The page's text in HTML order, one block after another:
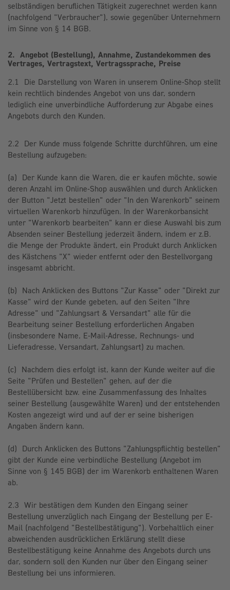
selbständigen beruflichen Tätigkeit zugerechnet werden kann
(nachfolgend "Verbraucher"), sowie gegenüber Unternehmern
im Sinne von § 14 BGB.
2. Angebot (Bestellung), Annahme, Zustandekommen des
Vertrages, Vertragstext, Vertragssprache, Preise
2.1 Die Darstellung von Waren in unserem Online-Shop stellt
kein rechtlich bindendes Angebot von uns dar, sondern
lediglich eine unverbindliche Aufforderung zur Abgabe eines
Angebots durch den Kunden.
2.2 Der Kunde muss folgende Schritte durchführen, um eine
Bestellung aufzugeben:
(a) Der Kunde kann die Waren, die er kaufen möchte, sowie
deren Anzahl im Online-Shop auswählen und durch Anklicken
der Button "Jetzt bestellen" oder "In den Warenkorb" seinem
virtuellen Warenkorb hinzufügen. In der Warenkorbansicht
unter "Warenkorb bearbeiten" kann er diese Auswahl bis zum
Absenden seiner Bestellung jederzeit ändern, indem er z.B.
die Menge der Produkte ändert, ein Produkt durch Anklicken
des Kästchens "X" wieder entfernt oder den Bestellvorgang
insgesamt abbricht.
(b) Nach Anklicken des Buttons "Zur Kasse" oder "Direkt zur
Kasse" wird der Kunde gebeten, auf den Seiten "Ihre
Adresse" und "Zahlungsart & Versandart" alle für die
Bearbeitung seiner Bestellung erforderlichen Angaben
(insbesondere Name, E-Mail-Adresse, Rechnungs- und
Lieferadresse, Versandart, Zahlungsart) zu machen.
(c) Nachdem dies erfolgt ist, kann der Kunde weiter auf die
Seite "Prüfen und Bestellen" gehen, auf der die
Bestellübersicht bzw. eine Zusammenfassung des Inhaltes
seiner Bestellung (ausgewählte Waren) und der entstehenden
Kosten angezeigt wird und auf der er seine bisherigen
Angaben ändern kann.
(d) Durch Anklicken des Buttons "Zahlungspflichtig bestellen"
gibt der Kunde eine verbindliche Bestellung (Angebot im
Sinne von § 145 BGB) der im Warenkorb enthaltenen Waren
ab.
2.3 Wir bestätigen dem Kunden den Eingang seiner
Bestellung unverzüglich nach Eingang der Bestellung per E-
Mail (nachfolgend "Bestellbestätigung"). Vorbehaltlich einer
abweichenden ausdrücklichen Erklärung stellt diese
Bestellbestätigung keine Annahme des Angebots durch uns
dar, sondern soll den Kunden nur über den Eingang seiner
Bestellung bei uns informieren.